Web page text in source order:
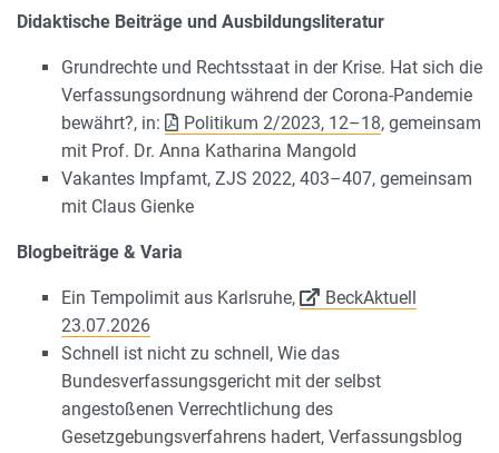
Didaktische Beiträge und Ausbildungsliteratur
Grundrechte und Rechtsstaat in der Krise. Hat sich die
Verfassungsordnung während der Corona-Pandemie
bewährt?, in:
Politikum 2/2023, 12–18, gemeinsam
mit Prof. Dr. Anna Katharina Mangold
Vakantes Impfamt, ZJS 2022, 403–407, gemeinsam
mit Claus Gienke
Blogbeiträge & Varia
Ein Tempolimit aus Karlsruhe,
BeckAktuell
23.07.2026
Schnell ist nicht zu schnell, Wie das
Bundesverfassungsgericht mit der selbst
angestoßenen Verrechtlichung des
Gesetzgebungsverfahrens hadert, Verfassungsblog